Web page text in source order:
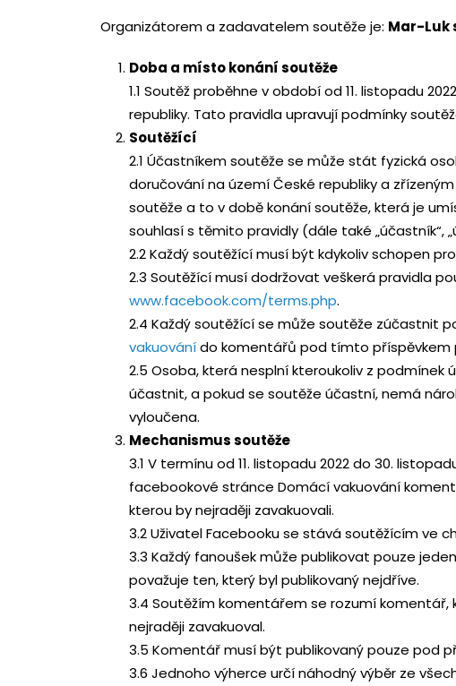
Organizátorem a zadavatelem soutěže je: Mar-Luk
Doba a místo konání soutěže
1.1 Soutěž proběhne v období od 11. listopadu
republiky. Tato pravidla upravují podmínky
Soutěžící
2.1 Účastníkem soutěže se může stát fyzická
doručování na území České republiky a
soutěže a to v době konání soutěže, která je
souhlasí s těmito pravidly (dále také „účastník“,
2.2 Každý soutěžící musí být kdykoliv schopen
2.3 Soutěžící musí dodržovat veškerá pravidla
www.facebook.com/terms.php.
2.4 Každý soutěžící se může soutěže zúčastnit
vakuovánído komentářů pod tímto příspěvkem
2.5 Osoba, která nesplní kteroukoliv z
účastnit, a pokud se soutěže účastní, nemá
vyloučena.
Mechanismus soutěže
3.1 V termínu od 11. listopadu 2022 do 30.
facebookové stránce Domácí vakuování
kterou by nejraději zavakuovali.
3.2 Uživatel Facebooku se stává soutěžícím ve
3.3 Každý fanoušek může publikovat pouze
považuje ten, který byl publikovaný nejdříve.
3.4 Soutěžím komentářem se rozumí
nejraději zavakuoval.
3.5 Komentář musí být publikovaný pouze pod
3.6 Jednoho výherce určí náhodný výběr ze